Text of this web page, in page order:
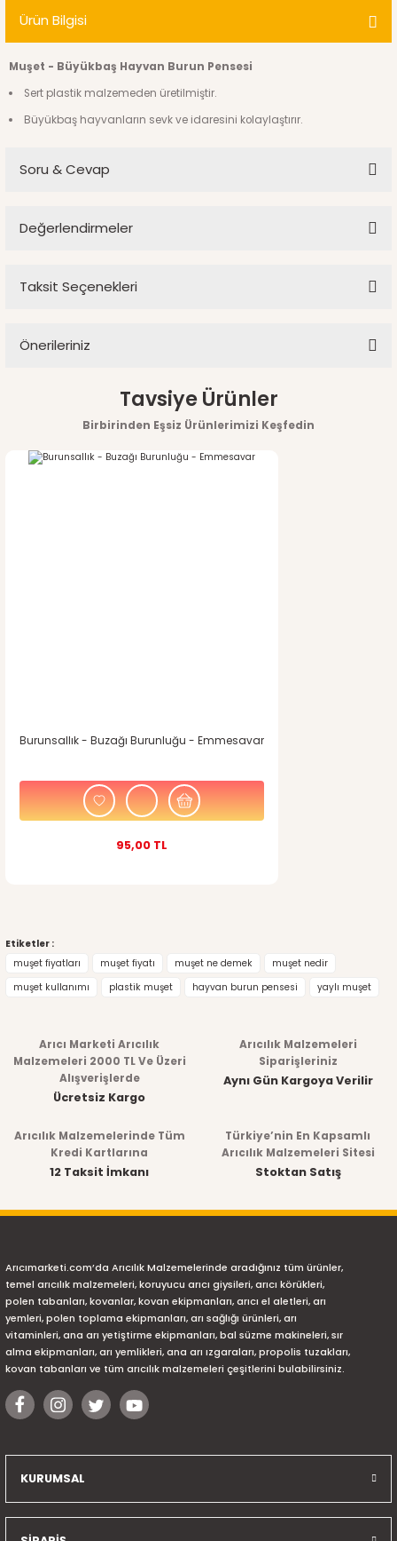
Ürün Bilgisi
Muşet - Büyükbaş Hayvan Burun Pensesi
Sert plastik malzemeden üretilmiştir.
Büyükbaş hayvanların sevk ve idaresini kolaylaştırır.
Soru & Cevap
Değerlendirmeler
Taksit Seçenekleri
Önerileriniz
Bu ürünün fiyat bilgisi, resim, ürün açıklamalarında ve diğer
konularda yetersiz gördüğünüz noktaları öneri formunu
Gönder
Tavsiye Ürünler
Birbirinden Eşsiz Ürünlerimizi Keşfedin
Burunsallık - Buzağı Burunluğu - Emmesavar
95,00 TL
Etiketler :
muşet fiyatları
muşet fiyatı muşet ne demek
muşet nedir
muşet kullanımı
plastik muşet hayvan burun pensesi yaylı muşet
Arıcı Marketi Arıcılık
Malzemeleri 2000 TL Ve Üzeri
Alışverişlerde
Ücretsiz Kargo
Arıcılık Malzemeleri
Siparişleriniz
Aynı Gün Kargoya Verilir
Arıcılık Malzemelerinde Tüm
Kredi Kartlarına
12 Taksit İmkanı
Türkiye’nin En Kapsamlı
Arıcılık Malzemeleri Sitesi
Stoktan Satış
Arıcımarketi.com’da Arıcılık Malzemelerinde aradığınız tüm ürünler,
temel arıcılık malzemeleri, koruyucu arıcı giysileri, arıcı körükleri,
polen tabanları, kovanlar, kovan ekipmanları, arıcı el aletleri, arı
yemleri, polen toplama ekipmanları, arı sağlığı ürünleri, arı
vitaminleri, ana arı yetiştirme ekipmanları, bal süzme makineleri, sır
alma ekipmanları, arı yemlikleri, ana arı ızgaraları, propolis tuzakları,
kovan tabanları ve tüm arıcılık malzemeleri çeşitlerini bulabilirsiniz.
KURUMSAL